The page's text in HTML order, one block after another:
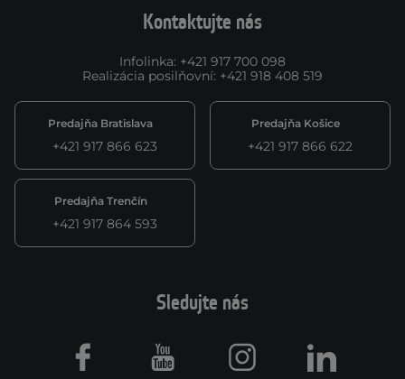
Kontaktujte nás
Infolinka: +421 917 700 098
Realizácia posilňovní: +421 918 408 519
Predajňa Bratislava
+421 917 866 623
Predajňa Košice
+421 917 866 622
Predajňa Trenčín
+421 917 864 593
Sledujte nás
Facebook Youtube Instagram LinkedIn